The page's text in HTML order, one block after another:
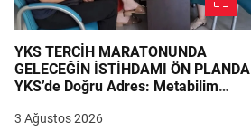
YKS TERCİH MARATONUNDA
GELECEĞİN İSTİHDAMI ÖN PLANDA
YKS’de Doğru Adres: Metabilim
Emrinde
3 Ağustos 2026